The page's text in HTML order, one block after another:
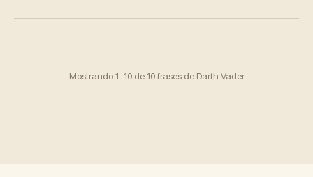
Mostrando 1–10 de 10 frases de Darth Vader